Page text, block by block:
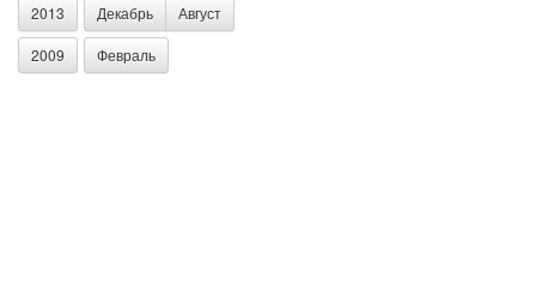
2013 Декабрь Август
2009 Февраль